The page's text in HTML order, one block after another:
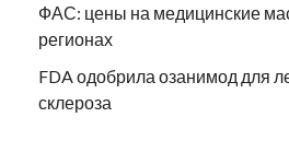
ФАС: цены на медицинские
регионах
FDA одобрила озанимод для
склероза